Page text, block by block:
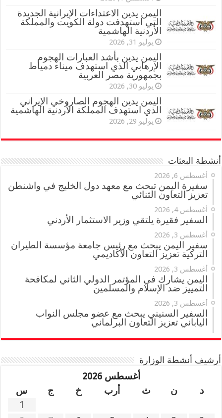
اليمن يدين الاعتداءات الإيرانية الجديدة
التي استهدفت دولة الكويت والمملكة
الأردنية الهاشمية
يوليو 31, 2026
اليمن يدين بأشد العبارات الهجوم
الإرهابي الذي استهدف ميناء دمياط
بجمهورية مصر العربية
يوليو 30, 2026
اليمن يدين الهجوم الصاروخي الإيراني
الذي استهدف المملكة الأردنية الهاشمية
يوليو 29, 2026
أنشطة البعثات
أغسطس 6, 2026
سفيرة اليمن تبحث مع معهد دول الخليج في واشنطن
تعزيز التعاون الثنائي
أغسطس 4, 2026
السفير فقيرة يلتقي وزير الاستثمار الأردني
أغسطس 3, 2026
سفير اليمن يبحث مع رئيس جامعة مؤسسة الطيران
التركية تعزيز التعاون الأكاديمي
أغسطس 3, 2026
اليمن يشارك في المؤتمر الدولي الثاني لمكافحة
التمييز ضد الإسلام والمسلمين
أغسطس 3, 2026
السفير السنيني يبحث مع عضو مجلس النواب
الياباني تعزيز التعاون البرلماني
أرشيف أنشطة الوزارة
أغسطس 2026
د
ن ث أرب خ ج
س
1